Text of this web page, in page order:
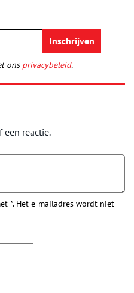
ons privacybeleid.
een reactie.
*. Het e-mailadres wordt niet